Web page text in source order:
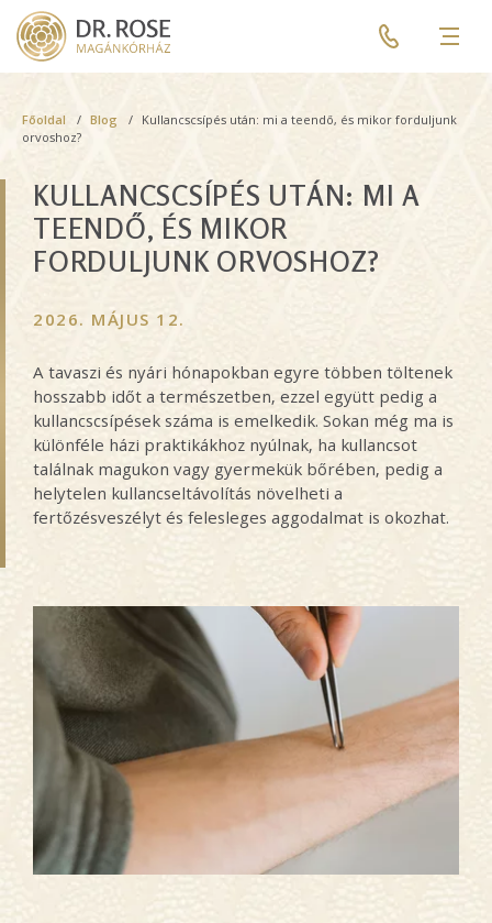
Skip
main
Pre
header
menu
Breadcrumb
Főoldal Blog
Kullancscsípés után: mi a teendő, és mikor forduljunk
orvoshoz?
KULLANCSCSÍPÉS UTÁN: MI A
TEENDŐ, ÉS MIKOR
FORDULJUNK ORVOSHOZ?
2026. MÁJUS 12.
A tavaszi és nyári hónapokban egyre többen töltenek
hosszabb időt a természetben, ezzel együtt pedig a
kullancscsípések száma is emelkedik. Sokan még ma is
különféle házi praktikákhoz nyúlnak, ha kullancsot
találnak magukon vagy gyermekük bőrében, pedig a
helytelen kullancseltávolítás növelheti a
fertőzésveszélyt és felesleges aggodalmat is okozhat.